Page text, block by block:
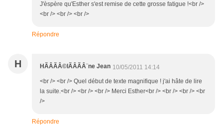
J'èspère qu'Esther s'est remise de cette grosse fatigue !<br />
<br /> <br /> <br />
Répondre
H HÃÂÃÂ©lÃÂÃÂ¨ne Jean 10/05/2011 14:14
<br /> <br /> Quel début de texte magnifique ! j'ai hâte de lire
la suite.<br /> <br /> <br /> Merci Esther<br /> <br /> <br /> <br
/>
Répondre